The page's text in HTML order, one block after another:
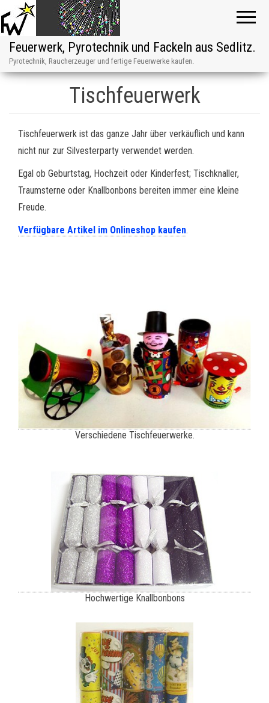
Feuerwerk, Pyrotechnik und Fackeln aus Sedlitz.
Pyrotechnik, Raucherzeuger und fertige Feuerwerke kaufen.
Tischfeuerwerk
Tischfeuerwerk ist das ganze Jahr über verkäuflich und kann
nicht nur zur Silvesterparty verwendet werden.
Egal ob Geburtstag, Hochzeit oder Kinderfest; Tischknaller,
Traumsterne oder Knallbonbons bereiten immer eine kleine
Freude.
Verfügbare Artikel im Onlineshop kaufen.
Verschiedene Tischfeuerwerke.
Hochwertige Knallbonbons